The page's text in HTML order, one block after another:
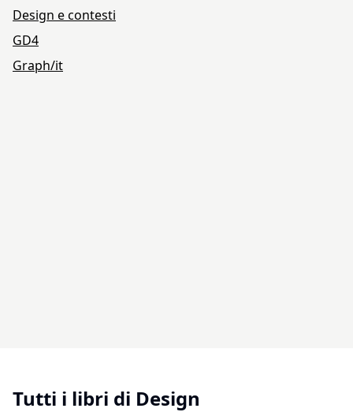
Design e contesti
GD4
Graph/it
Tutti i libri di Design